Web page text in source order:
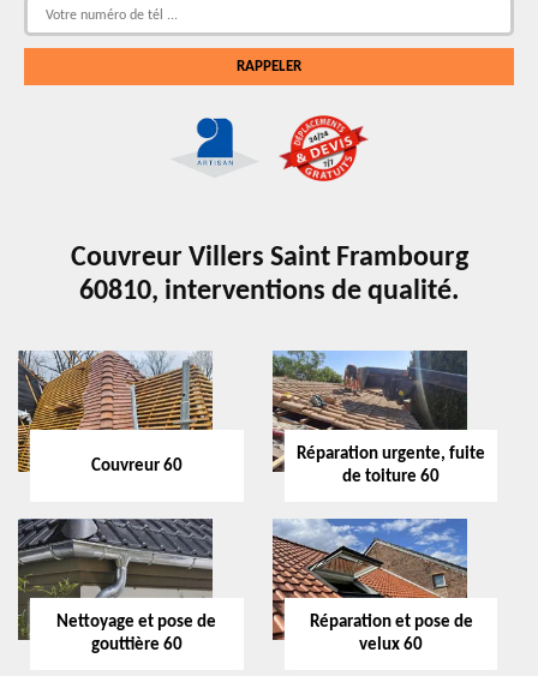
Couvreur Villers Saint Frambourg
60810, interventions de qualité.
Couvreur 60
Réparation urgente, fuite
de toiture 60
Nettoyage et pose de
gouttière 60
Réparation et pose de
velux 60